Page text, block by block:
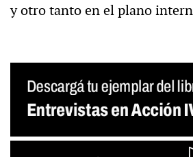
y otro tanto en el plano